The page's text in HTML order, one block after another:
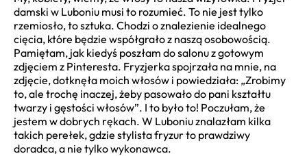
damski w Luboniu musi to rozumieć. To nie jest tylko
rzemiosło, to sztuka. Chodzi o znalezienie idealnego
cięcia, które będzie współgrało z naszą osobowością.
Pamiętam, jak kiedyś poszłam do salonu z gotowym
zdjęciem z Pinteresta. Fryzjerka spojrzała na mnie, na
zdjęcie, dotknęła moich włosów i powiedziała: „Zrobimy
to, ale trochę inaczej, żeby pasowało do pani kształtu
twarzy i gęstości włosów”. I to było to! Poczułam, że
jestem w dobrych rękach. W Luboniu znalazłam kilka
takich perełek, gdzie stylista fryzur to prawdziwy
doradca, a nie tylko wykonawca.